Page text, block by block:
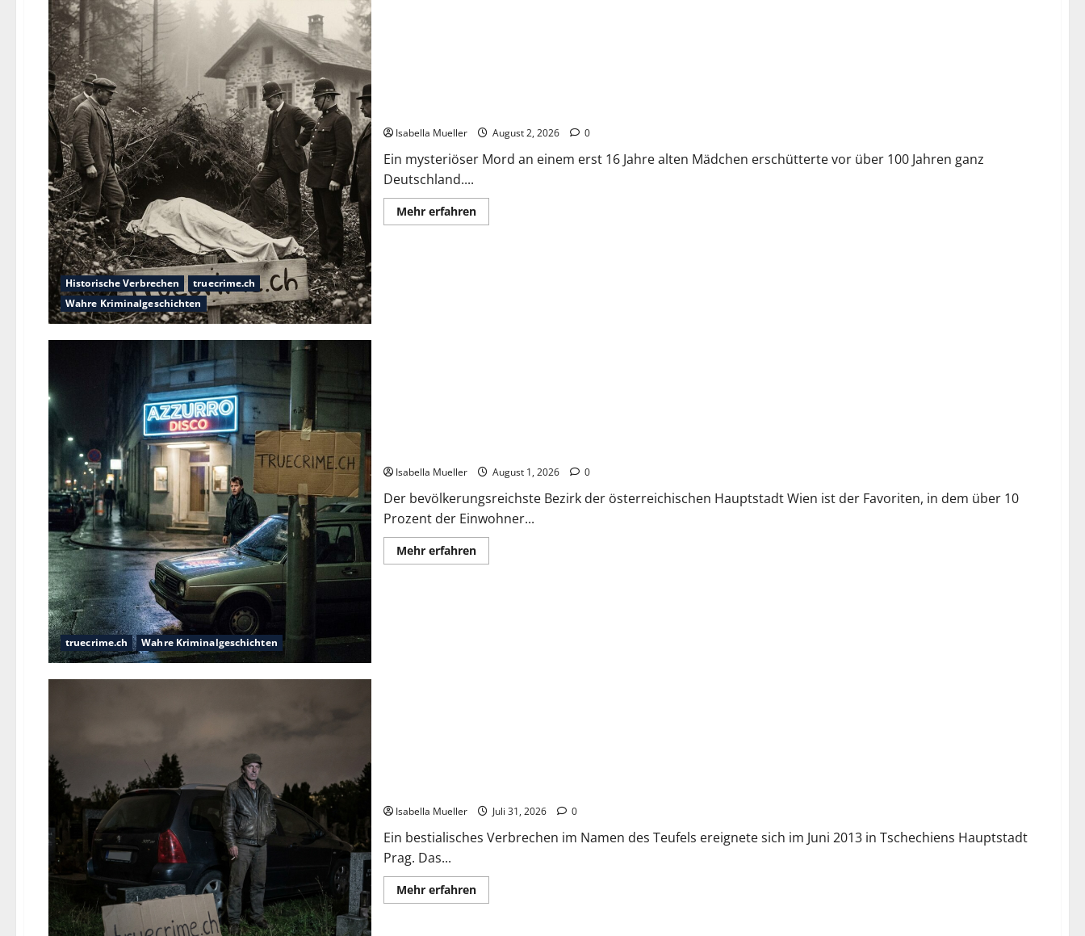
Historische Verbrechen
truecrime.ch
Wahre Kriminalgeschichten
Isabella Mueller August 2, 2026 0
Ein mysteriöser Mord an einem erst 16 Jahre alten Mädchen erschütterte vor über 100 Jahren ganz
Deutschland....
Mehr erfahren
truecrime.ch Wahre Kriminalgeschichten
Isabella Mueller August 1, 2026 0
Der bevölkerungsreichste Bezirk der österreichischen Hauptstadt Wien ist der Favoriten, in dem über 10
Prozent der Einwohner...
Mehr erfahren
Isabella Mueller Juli 31, 2026 0
Ein bestialisches Verbrechen im Namen des Teufels ereignete sich im Juni 2013 in Tschechiens Hauptstadt
Prag. Das...
Mehr erfahren